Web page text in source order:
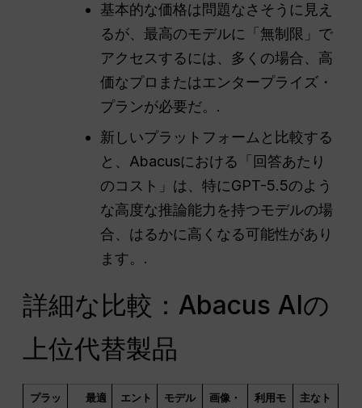
基本的な価格は問題なさそうに見え
るが、最高のモデルに「無制限」で
アクセスするには、多くの場合、高
価なプロまたはエンタープライズ・
プランが必要だ。.
新しいプラットフォームと比較する
と、Abacusにおける「回答あたり
のコスト」は、特にGPT-5.5のよう
な高度な推論能力を持つモデルの場
合、はるかに高くなる可能性があり
ます。.
詳細な比較：Abacus AIの
上位代替製品
プラッ
最適
エント
モデル
画像・
利用モ
主なト